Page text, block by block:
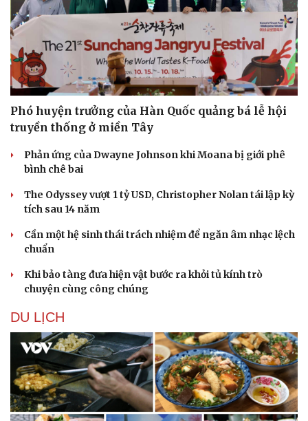
Du lịch
Tư vấn
Săn Tour
Câu chuyện thời sự
Kể chuyện cho bé
Phó huyện trưởng của Hàn Quốc quảng bá lễ hội
truyền thống ở miền Tây
Phản ứng của Dwayne Johnson khi Moana bị giới phê
bình chê bai
The Odyssey vượt 1 tỷ USD, Christopher Nolan tái lập kỳ
tích sau 14 năm
Cần một hệ sinh thái trách nhiệm để ngăn âm nhạc lệch
chuẩn
Khi bảo tàng đưa hiện vật bước ra khỏi tủ kính trò
chuyện cùng công chúng
DU LỊCH